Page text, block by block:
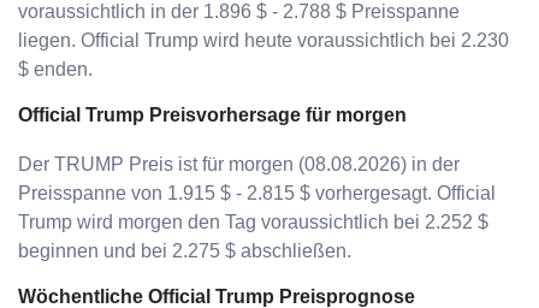
voraussichtlich in der 1.896 $ - 2.788 $ Preisspanne
liegen. Official Trump wird heute voraussichtlich bei 2.230
$ enden.
Official Trump Preisvorhersage für morgen
Der TRUMP Preis ist für morgen (08.08.2026) in der
Preisspanne von 1.915 $ - 2.815 $ vorhergesagt. Official
Trump wird morgen den Tag voraussichtlich bei 2.252 $
beginnen und bei 2.275 $ abschließen.
Wöchentliche Official Trump Preisprognose